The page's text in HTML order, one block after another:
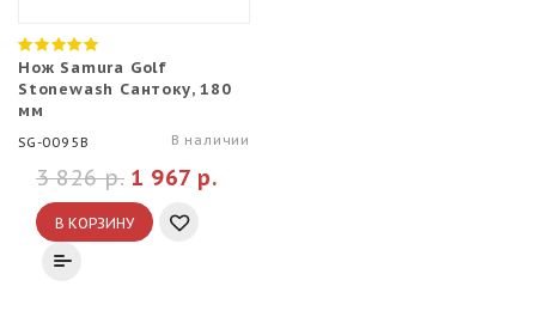
Нож Samura Golf
Stonewash Сантоку, 180
мм
SG-0095B В наличии
1 967 р.
3 826 р.
В КОРЗИНУ